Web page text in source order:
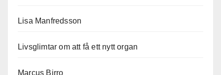
Lisa Manfredsson
Livsglimtar om att få ett nytt organ
Marcus Birro